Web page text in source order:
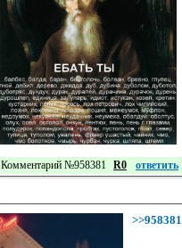
Комментарий №958381 R0 ответить
>>958381